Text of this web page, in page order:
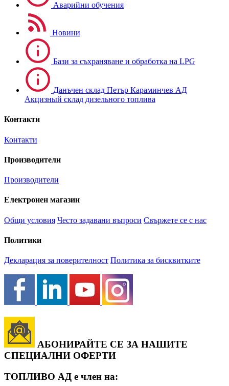
Аварийни обучения
Новини
Бази за съхраняване и обработка на LPG
Данъчен склад Петър Караминчев АД
Акцизный склад дизельного топлива
Контакти
Контакти
Производители
Производители
Електронен магазин
Общи условия Често задавани въпроси Свържете се с нас
Политики
Декларация за поверителност Политика за бисквитките
АБОНИРАЙТЕ СЕ ЗА НАШИТЕ
СПЕЦИАЛНИ ОФЕРТИ
ТОПЛИВО АД е член на: